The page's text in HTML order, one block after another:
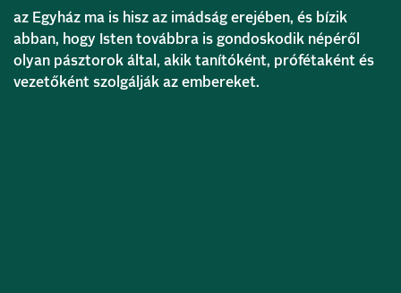
az Egyház ma is hisz az imádság erejében, és bízik
abban, hogy Isten továbbra is gondoskodik népéről
olyan pásztorok által, akik tanítóként, prófétaként és
vezetőként szolgálják az embereket.